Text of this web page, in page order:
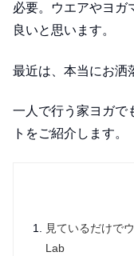
必要。ウエアやヨガ
良いと思います。
最近は、本当にお洒
一人で行う家ヨガで
トをご紹介します。
見ているだけで
Lab